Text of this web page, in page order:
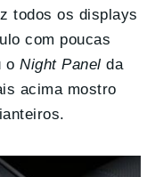
todos os displays
com poucas
oNight Panel da
acima mostro